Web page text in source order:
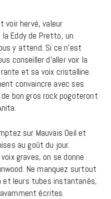
hervé, valeur
Eddy de Pretto, un
y attend. Si ce n’est
conseiller d’aller voir la
et sa voix cristalline.
convaincre avec ses
bon gros rock pogoteront
sur Mauvais Oeil et
au goût du jour.
graves, on se donne
Ne manquez surtout
et leurs tubes instantanés,
écrites.